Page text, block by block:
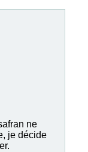
ne
je décide